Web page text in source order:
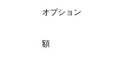
オプション
額